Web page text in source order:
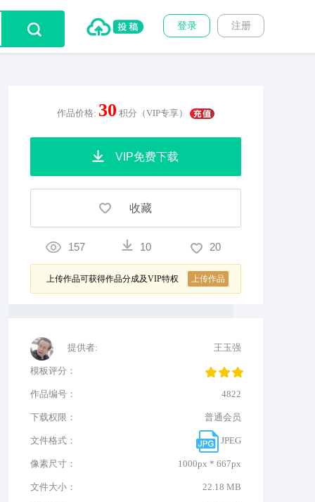
注册
登录
作品价格: 30 积分（VIP专享）
VIP免费下载
收藏
157 10 20
上传作品可获得作品分成及VIP特权 上传作品
提供者: 王玉强
模板评分：
作品编号： 4822
下载权限： 普通会员
文件格式： JPEG
像素尺寸： 1000px * 667px
文件大小： 22.18 MB